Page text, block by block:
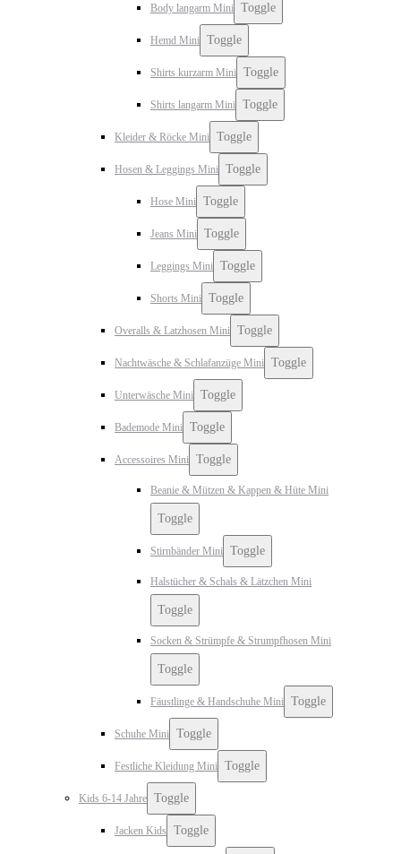
Body langarm Mini Toggle
Hemd Mini Toggle
Shirts kurzarm Mini Toggle
Shirts langarm Mini Toggle
Kleider & Röcke Mini Toggle
Hosen & Leggings Mini Toggle
Hose Mini Toggle
Jeans Mini Toggle
Leggings Mini Toggle
Shorts Mini Toggle
Overalls & Latzhosen Mini Toggle
Nachtwäsche & Schlafanzüge Mini Toggle
Unterwäsche Mini Toggle
Bademode Mini Toggle
Accessoires Mini Toggle
Beanie & Mützen & Kappen & Hüte Mini
Toggle
Stirnbänder Mini Toggle
Halstücher & Schals & Lätzchen Mini
Toggle
Socken & Strümpfe & Strumpfhosen Mini
Toggle
Fäustlinge & Handschuhe Mini Toggle
Schuhe Mini Toggle
Festliche Kleidung Mini Toggle
Kids 6-14 Jahre Toggle
Jacken Kids Toggle